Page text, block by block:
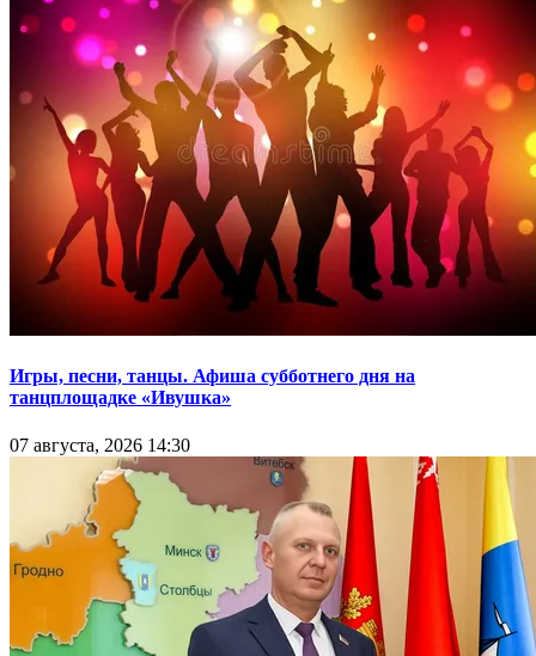
Игры, песни, танцы. Афиша субботнего дня на
танцплощадке «Ивушка»
07 августа, 2026 14:30